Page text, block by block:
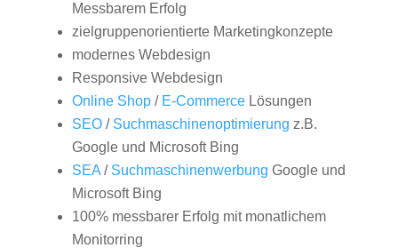
Messbarem Erfolg
zielgruppenorientierte Marketingkonzepte
modernes Webdesign
Responsive Webdesign
Online Shop/ E-CommerceLösungen
SEO/ Suchmaschinenoptimierung z.B.
Google und Microsoft Bing
SEA/ Suchmaschinenwerbung Google und
Microsoft Bing
100% messbarer Erfolg mit monatlichem
Monitorring